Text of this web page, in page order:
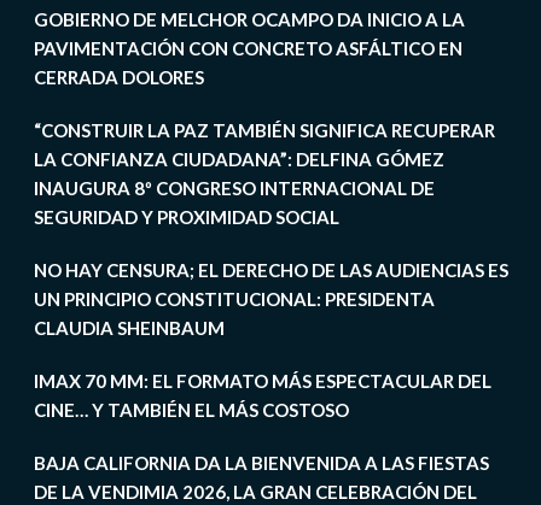
GOBIERNO DE MELCHOR OCAMPO DA INICIO A LA
PAVIMENTACIÓN CON CONCRETO ASFÁLTICO EN
CERRADA DOLORES
“CONSTRUIR LA PAZ TAMBIÉN SIGNIFICA RECUPERAR
LA CONFIANZA CIUDADANA”: DELFINA GÓMEZ
INAUGURA 8º CONGRESO INTERNACIONAL DE
SEGURIDAD Y PROXIMIDAD SOCIAL
NO HAY CENSURA; EL DERECHO DE LAS AUDIENCIAS ES
UN PRINCIPIO CONSTITUCIONAL: PRESIDENTA
CLAUDIA SHEINBAUM
IMAX 70 MM: EL FORMATO MÁS ESPECTACULAR DEL
CINE… Y TAMBIÉN EL MÁS COSTOSO
BAJA CALIFORNIA DA LA BIENVENIDA A LAS FIESTAS
DE LA VENDIMIA 2026, LA GRAN CELEBRACIÓN DEL